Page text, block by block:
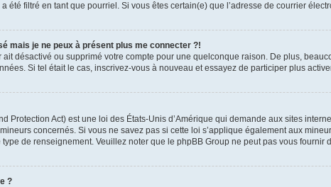
été filtré en tant que pourriel. Si vous êtes certain(e) que l’adresse de courrier
mais je ne peux à présent plus me connecter ?!
ait désactivé ou supprimé votre compte pour une quelconque raison. De plus,
Si tel était le cas, inscrivez-vous à nouveau et essayez de participer plus
Protection Act) est une loi des États-Unis d’Amérique qui demande aux sites
concernés. Si vous ne savez pas si cette loi s’applique également aux
de renseignement. Veuillez noter que le phpBB Group ne peut pas vous
?